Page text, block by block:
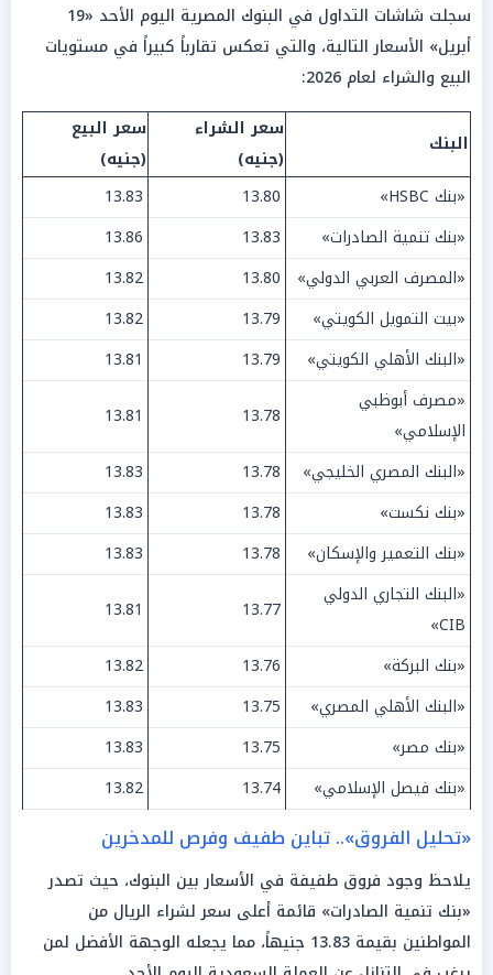
سجلت شاشات التداول في البنوك المصرية اليوم الأحد «19
أبريل» الأسعار التالية، والتي تعكس تقارباً كبيراً في مستويات
البيع والشراء لعام 2026:
البنك
سعر الشراء
(جنيه)
سعر البيع
(جنيه)
«بنك HSBC»
13.80
13.83
«بنك تنمية الصادرات»
13.83
13.86
«المصرف العربي الدولي»
13.80
13.82
«بيت التمويل الكويتي»
13.79
13.82
«البنك الأهلي الكويتي»
13.79
13.81
«مصرف أبوظبي
الإسلامي»
13.78
13.81
«البنك المصري الخليجي»
13.78
13.83
«بنك نكست»
13.78
13.83
«بنك التعمير والإسكان»
13.78
13.83
«البنك التجاري الدولي
CIB»
13.77
13.81
«بنك البركة»
13.76
13.82
«البنك الأهلي المصري»
13.75
13.83
«بنك مصر»
13.75
13.83
«بنك فيصل الإسلامي»
13.74
13.82
«تحليل الفروق».. تباين طفيف وفرص للمدخرين
يلاحظ وجود فروق طفيفة في الأسعار بين البنوك، حيث تصدر
«بنك تنمية الصادرات» قائمة أعلى سعر لشراء الريال من
المواطنين بقيمة 13.83 جنيهاً، مما يجعله الوجهة الأفضل لمن